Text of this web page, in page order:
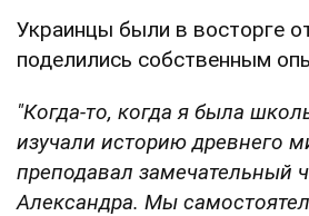
Украинцы были в восторге
поделились собственным
"Когда-то, когда я была
изучали историю древнего
преподавал замечательный
Александра. Мы